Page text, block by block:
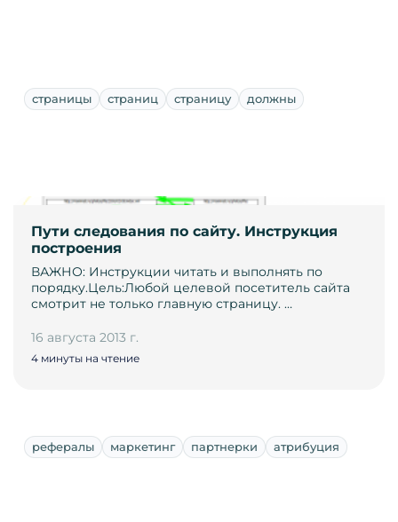
страницы страниц страницу должны
Пути следования по сайту. Инструкция
построения
ВАЖНО: Инструкции читать и выполнять по
порядку.Цель:Любой целевой посетитель сайта
смотрит не только главную страницу. …
16 августа 2013 г.
4 минуты на чтение
рефералы маркетинг партнерки атрибуция